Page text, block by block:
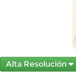
Alta Resolución